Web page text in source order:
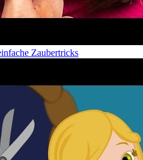
Zaubertricks